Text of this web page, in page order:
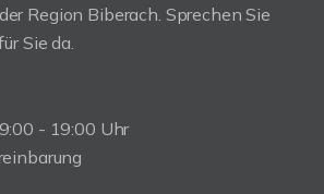
Region Biberach. Sprechen Sie
Sie da.
- 19:00 Uhr